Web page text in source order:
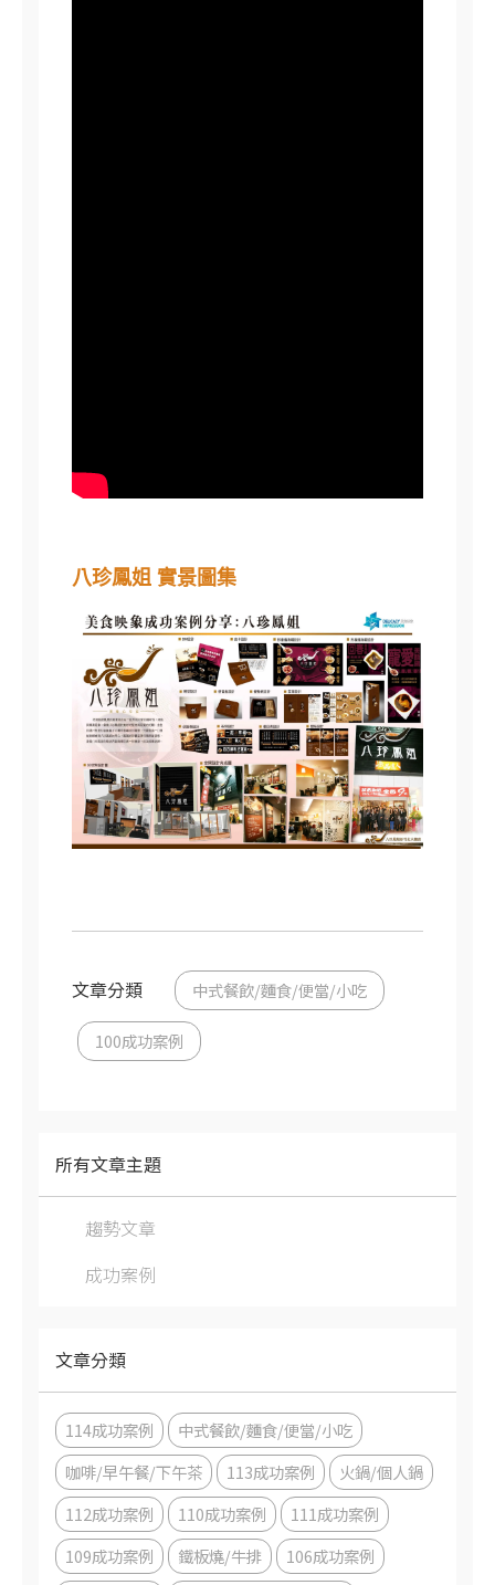
八珍鳳姐 實景圖集
文章分類 中式餐飲/麵食/便當/小吃
100成功案例
所有文章主題
趨勢文章
成功案例
文章分類
114成功案例
中式餐飲/麵食/便當/小吃
咖啡/早午餐/下午茶
113成功案例
火鍋/個人鍋
112成功案例
110成功案例
111成功案例
109成功案例
鐵板燒/牛排
106成功案例